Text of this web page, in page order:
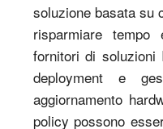
soluzione basata su
risparmiare
fornitori di
deployment e
aggiornamento
policy possono